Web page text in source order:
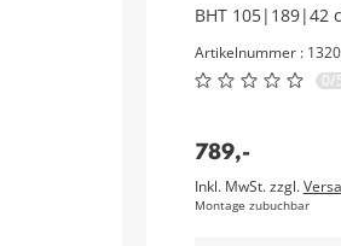
BHT 105|189|42
Artikelnummer :
0/
789,-
Inkl. MwSt. zzgl.
Montage zubuchbar